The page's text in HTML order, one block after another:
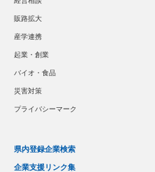
販路拡大
産学連携
起業・創業
バイオ・食品
災害対策
プライバシーマーク
県内登録企業検索
企業支援リンク集